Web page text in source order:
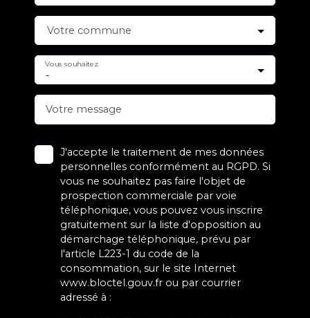
Votre commune
-
Vous souhaitez
Votre message
J'accepte le traitement de mes données
personnelles conformément au RGPD. Si
vous ne souhaitez pas faire l'objet de
prospection commerciale par voie
téléphonique, vous pouvez vous inscrire
gratuitement sur la liste d'opposition au
démarchage téléphonique, prévu par
l'article L223-1 du code de la
consommation, sur le site Internet
www.bloctel.gouv.fr ou par courrier
adressé à :